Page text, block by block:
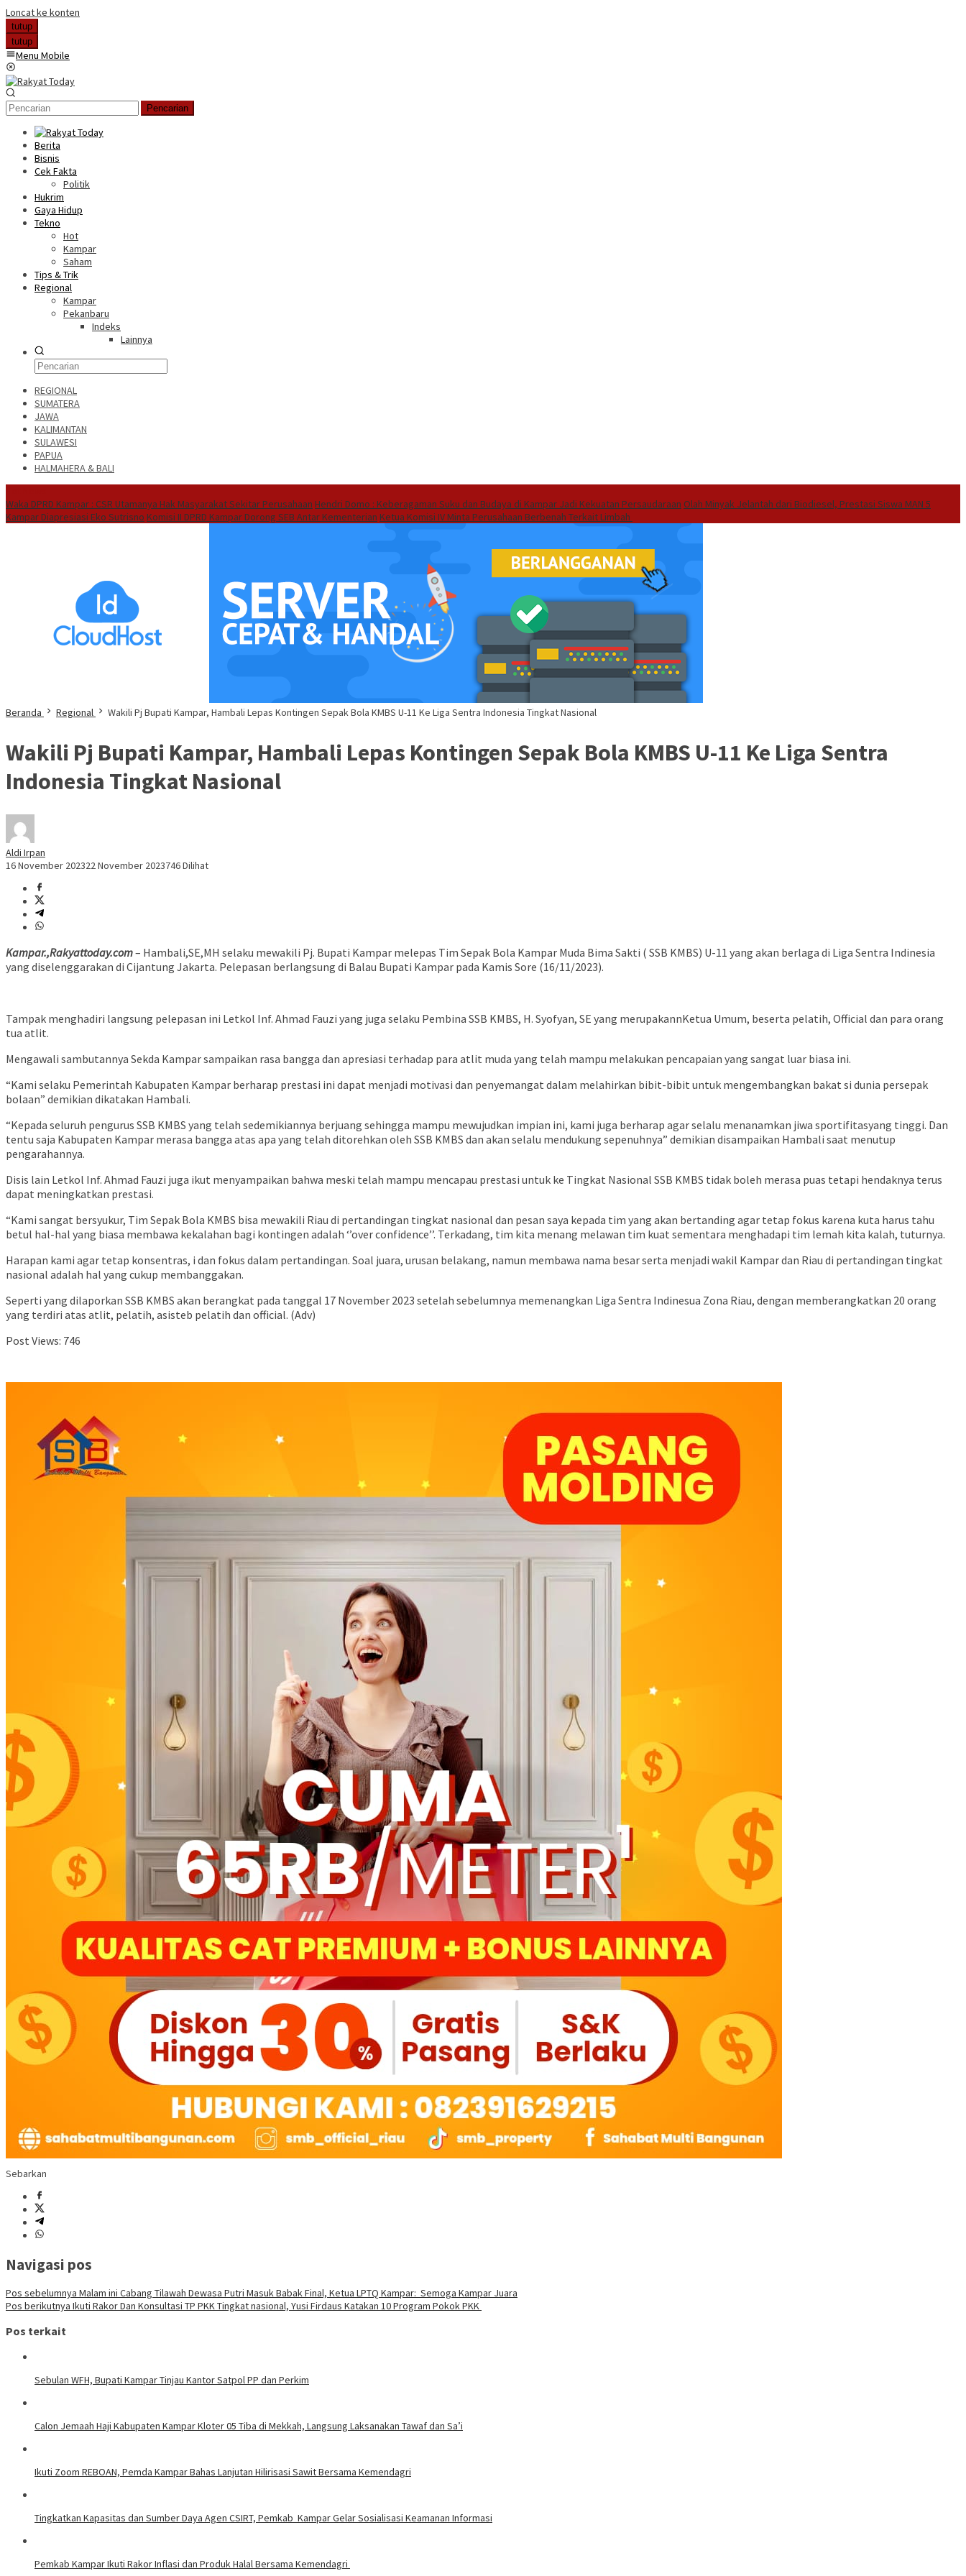
Loncat ke konten
tutup
tutup
Menu Mobile
Pencarian
Berita
Bisnis
Cek Fakta
Politik
Hukrim
Gaya Hidup
Tekno
Hot
Kampar
Saham
Tips & Trik
Regional
Kampar
Pekanbaru
Indeks
Lainnya
REGIONAL
SUMATERA
JAWA
KALIMANTAN
SULAWESI
PAPUA
HALMAHERA & BALI
Waka DPRD Kampar : CSR Utamanya Hak Masyarakat Sekitar Perusahaan Hendri Domo : Keberagaman Suku dan Budaya di Kampar Jadi Kekuatan Persaudaraan Olah Minyak Jelantah dari Biodiesel, Prestasi Siswa MAN 5
Kampar Diapresiasi Eko Sutrisno Komisi II DPRD Kampar Dorong SEB Antar Kementerian Ketua Komisi IV Minta Perusahaan Berbenah Terkait Limbah
Beranda Regional Wakili Pj Bupati Kampar, Hambali Lepas Kontingen Sepak Bola KMBS U-11 Ke Liga Sentra Indonesia Tingkat Nasional
Wakili Pj Bupati Kampar, Hambali Lepas Kontingen Sepak Bola KMBS U-11 Ke Liga Sentra
Indonesia Tingkat Nasional
Aldi Irpan
16 November 202322 November 2023746 Dilihat
Kampar.,Rakyattoday.com– Hambali,SE,MH selaku mewakili Pj. Bupati Kampar melepas Tim Sepak Bola Kampar Muda Bima Sakti ( SSB KMBS) U-11 yang akan berlaga di Liga Sentra Indinesia
yang diselenggarakan di Cijantung Jakarta. Pelepasan berlangsung di Balau Bupati Kampar pada Kamis Sore (16/11/2023).
Tampak menghadiri langsung pelepasan ini Letkol Inf. Ahmad Fauzi yang juga selaku Pembina SSB KMBS, H. Syofyan, SE yang merupakannKetua Umum, beserta pelatih, Official dan para orang
tua atlit.
Mengawali sambutannya Sekda Kampar sampaikan rasa bangga dan apresiasi terhadap para atlit muda yang telah mampu melakukan pencapaian yang sangat luar biasa ini.
“Kami selaku Pemerintah Kabupaten Kampar berharap prestasi ini dapat menjadi motivasi dan penyemangat dalam melahirkan bibit-bibit untuk mengembangkan bakat si dunia persepak
bolaan” demikian dikatakan Hambali.
“Kepada seluruh pengurus SSB KMBS yang telah sedemikiannya berjuang sehingga mampu mewujudkan impian ini, kami juga berharap agar selalu menanamkan jiwa sportifitasyang tinggi. Dan
tentu saja Kabupaten Kampar merasa bangga atas apa yang telah ditorehkan oleh SSB KMBS dan akan selalu mendukung sepenuhnya” demikian disampaikan Hambali saat menutup
pengarahannya.
Disis lain Letkol Inf. Ahmad Fauzi juga ikut menyampaikan bahwa meski telah mampu mencapau prestasi untuk ke Tingkat Nasional SSB KMBS tidak boleh merasa puas tetapi hendaknya terus
dapat meningkatkan prestasi.
“Kami sangat bersyukur, Tim Sepak Bola KMBS bisa mewakili Riau di pertandingan tingkat nasional dan pesan saya kepada tim yang akan bertanding agar tetap fokus karena kuta harus tahu
betul hal-hal yang biasa membawa kekalahan bagi kontingen adalah ‘’over confidence’’. Terkadang, tim kita menang melawan tim kuat sementara menghadapi tim lemah kita kalah, tuturnya.
Harapan kami agar tetap konsentras, i dan fokus dalam pertandingan. Soal juara, urusan belakang, namun membawa nama besar serta menjadi wakil Kampar dan Riau di pertandingan tingkat
nasional adalah hal yang cukup membanggakan.
Seperti yang dilaporkan SSB KMBS akan berangkat pada tanggal 17 November 2023 setelah sebelumnya memenangkan Liga Sentra Indinesua Zona Riau, dengan memberangkatkan 20 orang
yang terdiri atas atlit, pelatih, asisteb pelatih dan official. (Adv)
Post Views: 746
Sebarkan
Navigasi pos
Pos sebelumnya Malam ini Cabang Tilawah Dewasa Putri Masuk Babak Final, Ketua LPTQ Kampar: Semoga Kampar Juara
Pos berikutnya Ikuti Rakor Dan Konsultasi TP PKK Tingkat nasional, Yusi Firdaus Katakan 10 Program Pokok PKK
Pos terkait
Sebulan WFH, Bupati Kampar Tinjau Kantor Satpol PP dan Perkim
Calon Jemaah Haji Kabupaten Kampar Kloter 05 Tiba di Mekkah, Langsung Laksanakan Tawaf dan Sa’i
Ikuti Zoom REBOAN, Pemda Kampar Bahas Lanjutan Hilirisasi Sawit Bersama Kemendagri
Tingkatkan Kapasitas dan Sumber Daya Agen CSIRT, Pemkab Kampar Gelar Sosialisasi Keamanan Informasi
Pemkab Kampar Ikuti Rakor Inflasi dan Produk Halal Bersama Kemendagri